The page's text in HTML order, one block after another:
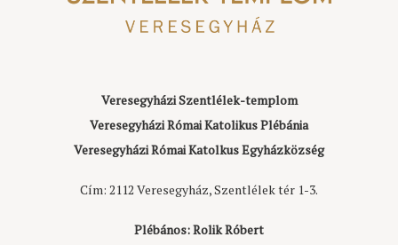
Veresegyházi Szentlélek-templom
Veresegyházi Római Katolikus Plébánia
Veresegyházi Római Katolkus Egyházközség
Cím: 2112 Veresegyház, Szentlélek tér 1-3.
Plébános: Rolik Róbert